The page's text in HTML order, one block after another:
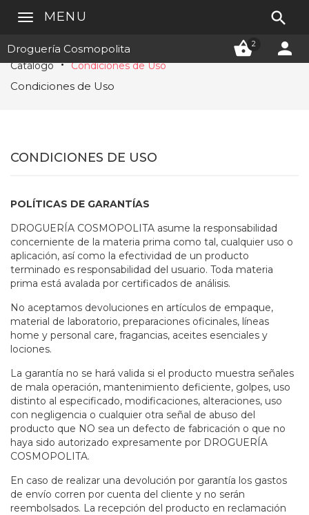
Droguería Cosmopolita 2 
MENU 
Catálogo Condiciones de Uso
Condiciones de Uso
CONDICIONES DE USO
POLÍTICAS DE GARANTÍAS
DROGUERÍA COSMOPOLITA asume la responsabilidad
concerniente de la materia prima como tal, cualquier uso o
aplicación, así como la efectividad de un producto
terminado es responsabilidad del usuario. Toda materia
prima está avalada por certificados de análisis.
No aceptamos devoluciones en artículos de empaque,
material de laboratorio, preparaciones oficinales, líneas
home y personal care, fragancias, aceites esenciales y
lociones.
La garantía no se hará valida si el producto muestra señales
de mala operación, mantenimiento deficiente, golpes, uso
distinto al especificado, modificaciones, alteraciones, uso
con negligencia o cualquier otra señal de abuso del
producto que NO sea un defecto de fabricación o que no
haya sido autorizado expresamente por DROGUERÍA
COSMOPOLITA.
En caso de realizar una devolución por garantía los gastos
de envío corren por cuenta del cliente y no serán
reembolsados. La recepción del producto en reclamación